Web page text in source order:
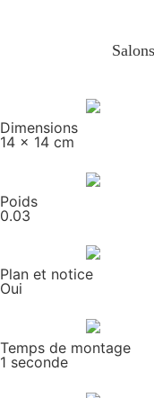
Dimensions
14 x 14 cm
Poids
0.03
Plan et notice
Oui
Temps de montage
1 seconde